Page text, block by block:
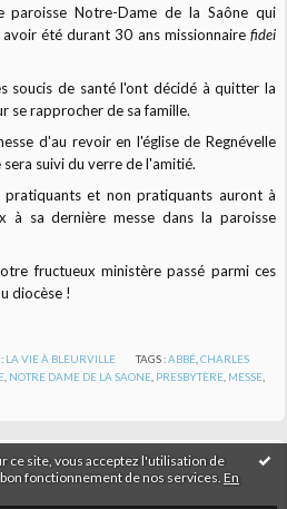
ce site, vous acceptez l'utilisation de
fonctionnement de nos services. En
Notre-Dame de la Saône qui
été durant 30 ans missionnaire fidei
soucis de santé l'ont décidé à quitter la
se rapprocher de sa famille.
d'au revoir en l'église de Regnévelle
suivi du verre de l'amitié.
pratiquants et non pratiquants auront à
à sa dernière messe dans la paroisse
fructueux ministère passé parmi ces
diocèse !
LA VIE À BLEURVILLE TAGS :ABBÉ ,CHARLES
NOTRE DAME DE LA SAONE PRESBYTÈRE MESSE